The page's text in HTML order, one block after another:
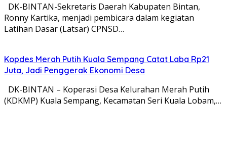
DK-BINTAN-Sekretaris Daerah Kabupaten Bintan,
Ronny Kartika, menjadi pembicara dalam kegiatan
Latihan Dasar (Latsar) CPNSD…
Kopdes Merah Putih Kuala Sempang Catat Laba Rp21
Juta, Jadi Penggerak Ekonomi Desa
DK-BINTAN – Koperasi Desa Kelurahan Merah Putih
(KDKMP) Kuala Sempang, Kecamatan Seri Kuala Lobam,…